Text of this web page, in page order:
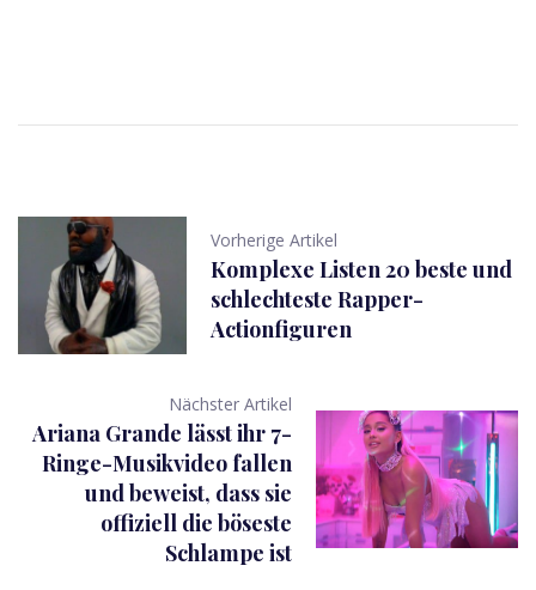
Vorherige Artikel
Komplexe Listen 20 beste und
schlechteste Rapper-
Actionfiguren
Nächster Artikel
Ariana Grande lässt ihr 7-
Ringe-Musikvideo fallen
und beweist, dass sie
offiziell die böseste
Schlampe ist